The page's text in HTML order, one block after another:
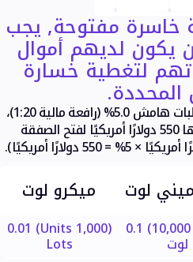
مفتوحة, يجب
يكون لديهم أموال
لتغطية خسارة
باستخدام المثال أعلاه مع متطلبات هامش 5.0% (رافعة مالية 1:20)،
فإن النتيجة هي تكلفة قدرها 550 دولارًا أمريكيًا لفتح الصفقة
لوت ميكرو لوت
(وحدة 10,000) 0.1
لوت
(Units 1,000) 0.01
Lots